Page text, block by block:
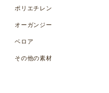
ポリエチレン
オーガンジー
ベロア
その他の素材